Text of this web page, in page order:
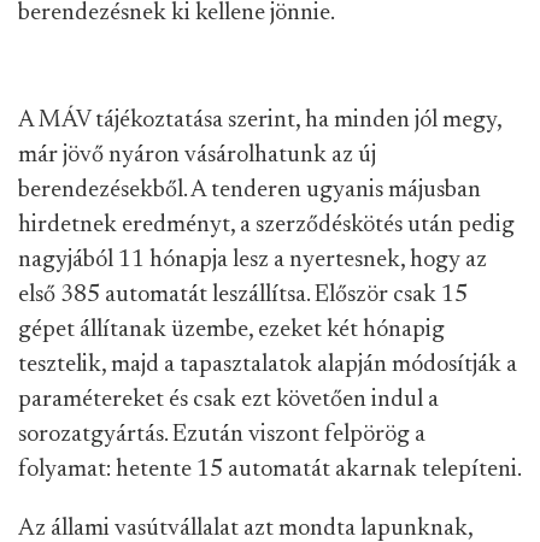
berendezésnek ki kellene jönnie.
A MÁV tájékoztatása szerint, ha minden jól megy,
már jövő nyáron vásárolhatunk az új
berendezésekből. A tenderen ugyanis májusban
hirdetnek eredményt, a szerződéskötés után pedig
nagyjából 11 hónapja lesz a nyertesnek, hogy az
első 385 automatát leszállítsa. Először csak 15
gépet állítanak üzembe, ezeket két hónapig
tesztelik, majd a tapasztalatok alapján módosítják a
paramétereket és csak ezt követően indul a
sorozatgyártás. Ezután viszont felpörög a
folyamat: hetente 15 automatát akarnak telepíteni.
Az állami vasútvállalat azt mondta lapunknak,